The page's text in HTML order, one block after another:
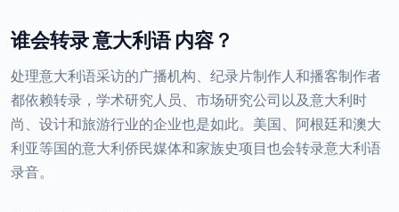
谁会转录 意大利语 内容？
处理意大利语采访的广播机构、纪录片制作人和播客制作者
都依赖转录，学术研究人员、市场研究公司以及意大利时
尚、设计和旅游行业的企业也是如此。美国、阿根廷和澳大
利亚等国的意大利侨民媒体和家族史项目也会转录意大利语
录音。